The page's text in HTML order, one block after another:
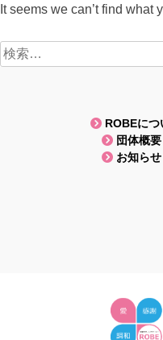
It seems we can’t find what
検
索:
ROBEにつ
団体概要
お知らせ